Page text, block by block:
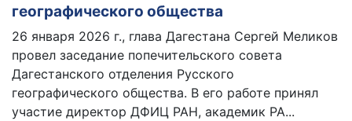
географического общества
26 января 2026 г., глава Дагестана Сергей Меликов
провел заседание попечительского совета
Дагестанского отделения Русского
географического общества. В его работе принял
участие директор ДФИЦ РАН, академик РА...